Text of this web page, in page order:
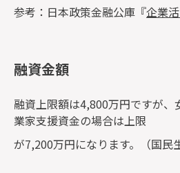
参考：日本政策金融公庫『企業
融資金額
融資上限額は4,800万円ですが、
業家支援資金の場合は上限
が7,200万円になります。（国民